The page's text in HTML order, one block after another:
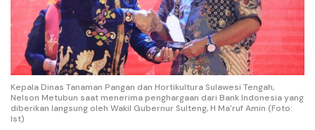
Kepala Dinas Tanaman Pangan dan Hortikultura Sulawesi Tengah,
Nelson Metubun saat menerima penghargaan dari Bank Indonesia yang
diberikan langsung oleh Wakil Gubernur Sulteng, H Ma'ruf Amin (Foto:
Ist)